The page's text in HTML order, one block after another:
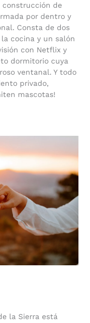
construcción de
por dentro y
Consta de dos
cocina y un salón
con Netflix y
dormitorio cuya
ventanal. Y todo
privado,
mascotas!
la Sierra está